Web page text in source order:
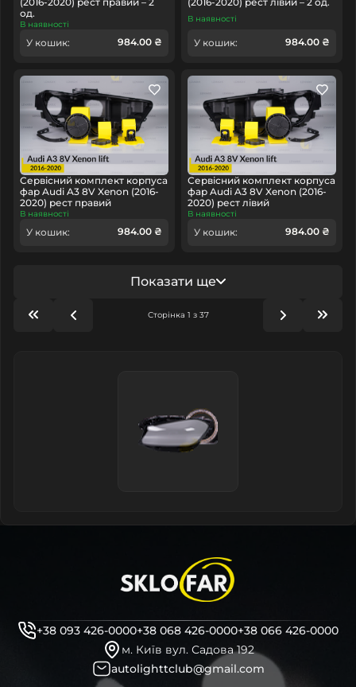
Maserati McLaren
Benz
Polestar
Rolls Royce Saab Scania
од.
В наявності
У кошик: 984.00 ₴
В наявності
У кошик: 984.00 ₴
Сервісний комплект корпуса
фар Audi A3 8V Xenon (2016-
2020) рест правий
В наявності
У кошик: 984.00 ₴
Сервісний комплект корпуса
фар Audi A3 8V Xenon (2016-
2020) рест лівий
В наявності
У кошик: 984.00 ₴
Показати ще
Сторінка 1 з 37
+38 093 426-0000+38 068 426-0000+38 066 426-0000
м. Київ вул. Садова 192
autolighttclub@gmail.com